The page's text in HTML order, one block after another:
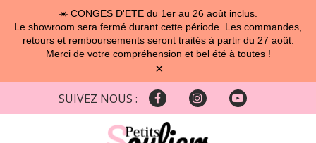
☀️ CONGES D'ETE du 1er au 26 août inclus.
Le showroom sera fermé durant cette période. Les commandes,
retours et remboursements seront traités à partir du 27 août.
Merci de votre compréhension et bel été à toutes !
×
SUIVEZ NOUS :